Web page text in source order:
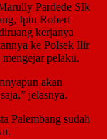
Pardede SIk
Iptu Robert
kerjanya
ke Polsek Ilir
pelaku.
akan
jelasnya.
Palembang sudah